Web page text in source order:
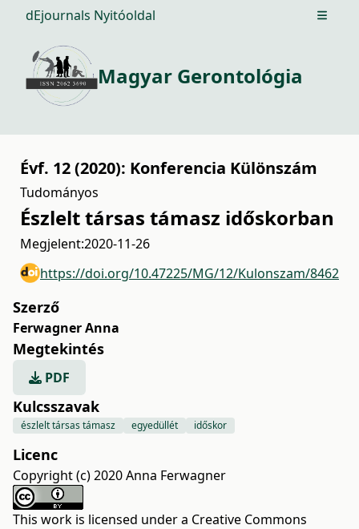
dEjournals Nyitóoldal Open
Magyar Gerontológia
Évf. 12 (2020): Konferencia Különszám
Tudományos
Észlelt társas támasz időskorban
Megjelent:2020-11-26
https://doi.org/10.47225/MG/12/Kulonszam/8462
Szerző
Ferwagner Anna
Megtekintés
PDF
Kulcsszavak
észlelt társas támasz egyedüllét időskor
Licenc
Copyright (c) 2020 Anna Ferwagner
This work is licensed under a Creative Commons